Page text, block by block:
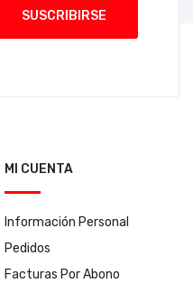
MI CUENTA
Información Personal
Pedidos
Facturas Por Abono